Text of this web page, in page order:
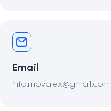
Email
info.movalex@gmail.com